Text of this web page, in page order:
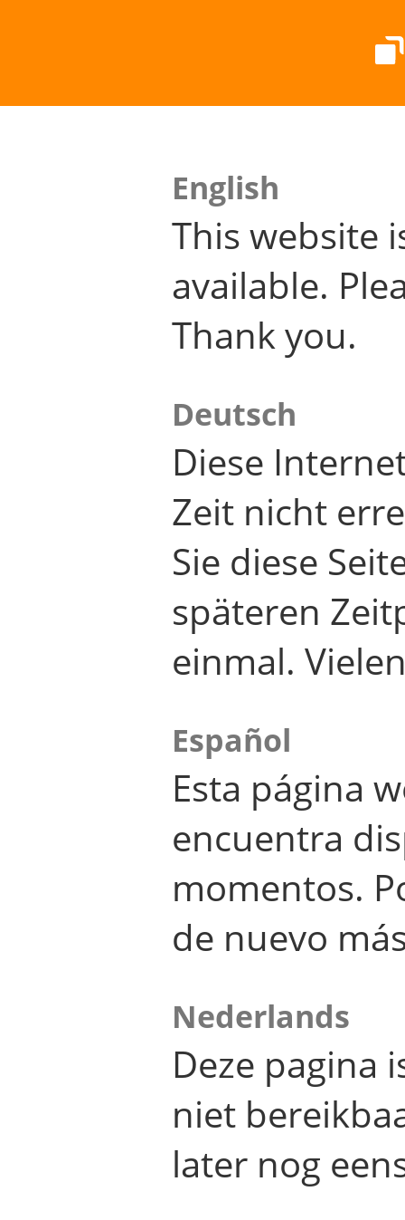
English
This website
available.
Thank you.
Deutsch
Diese
Zeit nicht
Sie diese
späteren
einmal.
Español
Esta página
encuentra
momentos.
de nuevo
Nederlands
Deze pagina
niet
later nog